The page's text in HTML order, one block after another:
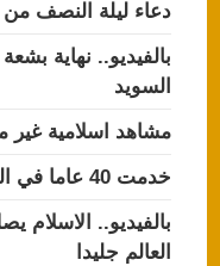
دعاء ليلة النصف
بالفيديو.. نهاية
السويد
مشاهد اسلامية غير
خدمت 40 عاما في الكنيسة والان اعترف بهذا السر!
بالفيديو.. الاسلام
العالم جليدا